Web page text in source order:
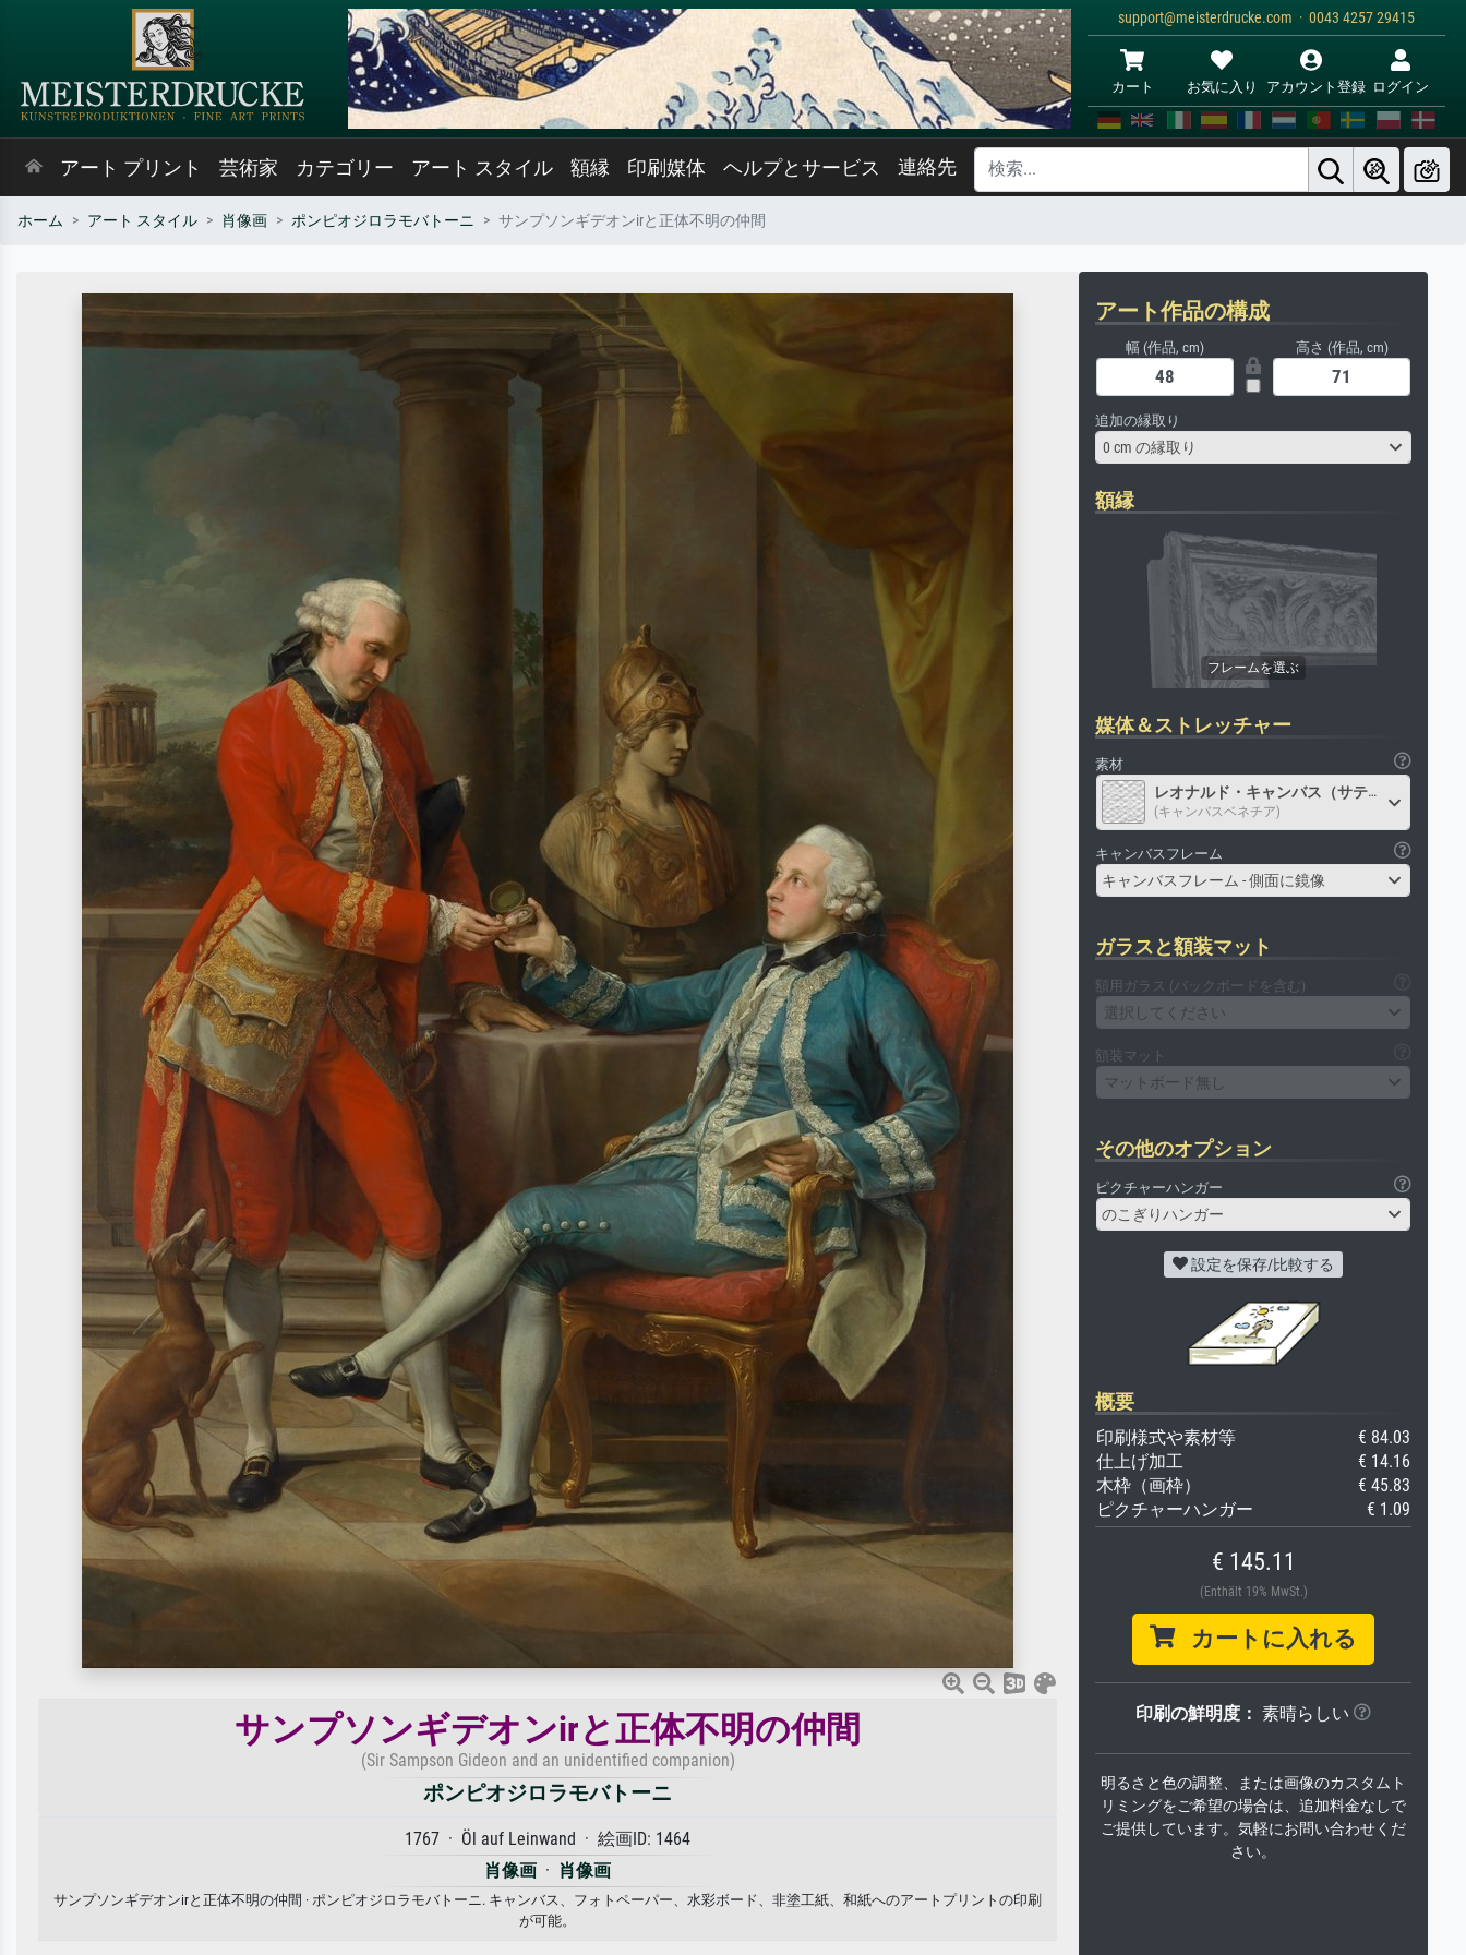
support@meisterdrucke.com · 0043 4257 29415
カート お気に入り アカウント登録 ログイン
アート プリント 芸術家 カテゴリー アート スタイル 額縁 印刷媒体 ヘルプとサービス 連絡先
ホーム アート スタイル 肖像画 ポンピオジロラモバトーニ サンプソンギデオンirと正体不明の仲間
サンプソンギデオンirと正体不明の仲間
(Sir Sampson Gideon and an unidentified companion)
ポンピオジロラモバトーニ
1767 · Öl auf Leinwand · 絵画ID: 1464
肖像画 · 肖像画
サンプソンギデオンirと正体不明の仲間 · ポンピオジロラモバトーニ. キャンバス、フォトペーパー、水彩ボード、非塗工紙、和紙へのアートプリントの印刷
が可能。
アート作品の構成
幅 (作品, cm) 高さ (作品, cm)
追加の縁取り
0 cm の縁取り
額縁
媒体＆ストレッチャー
素材
レオナルド・キャンバス（サテン）
(キャンバスベネチア)
キャンバスフレーム
キャンバスフレーム - 側面に鏡像
ガラスと額装マット
額用ガラス (バックボードを含む)
選択してください
額装マット
マットボード無し
その他のオプション
ピクチャーハンガー
のこぎりハンガー
設定を保存/比較する
概要
印刷様式や素材等
€ 84.03
仕上げ加工
€ 14.16
木枠（画枠）
€ 45.83
ピクチャーハンガー
€ 1.09
€ 145.11
(Enthält 19% MwSt.)
カートに入れる
印刷の鮮明度： 素晴らしい
明るさと色の調整、または画像のカスタムト
リミングをご希望の場合は、追加料金なしで
ご提供しています。気軽にお問い合わせくだ
さい。